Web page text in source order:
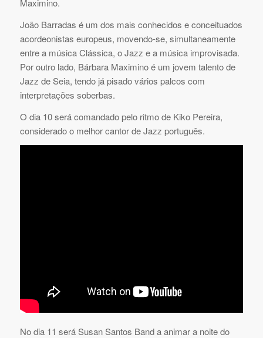
Maximino.
João Barradas é um dos mais conhecidos e conceituados
acordeonistas europeus, movendo-se, simultaneamente
entre a música Clássica, o Jazz e a música improvisada.
Por outro lado, Bárbara Maximino é um jovem talento de
Jazz de Seia, tendo já pisado vários palcos com
interpretações soberbas.
O dia 10 será comandado pelo ritmo de Kiko Pereira,
considerado o melhor cantor de Jazz português.
No dia 11 será Susan Santos Band a animar a noite do